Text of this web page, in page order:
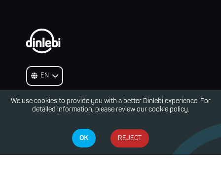
We use cookies to provide you with a better Dinlebi experience. For
detailed information, please review our cookie policy.
OK REJECT